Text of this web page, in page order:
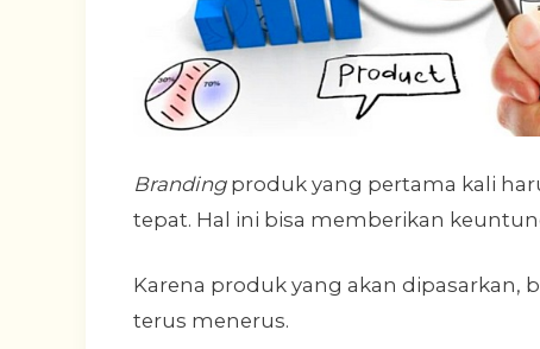
Branding produk yang pertama kali
tepat. Hal ini bisa memberikan
Karena produk yang akan dipasarkan,
terus menerus.